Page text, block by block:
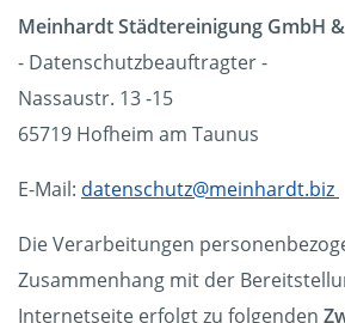
Meinhardt Städtereinigung GmbH &
- Datenschutzbeauftragter -
Nassaustr. 13 -15
65719 Hofheim am Taunus
E-Mail: datenschutz@meinhardt.biz
Die Verarbeitungen
Zusammenhang mit der
Internetseite erfolgt zu folgenden